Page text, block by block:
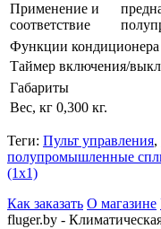
Применение и
соответствие
Функции кондиционера
Таймер включения/
Габариты
Вес, кг 0,300 кг.
Теги: Пульт управления,
полупромышленные
(1х1)
Как заказать О магазине
fluger.by -